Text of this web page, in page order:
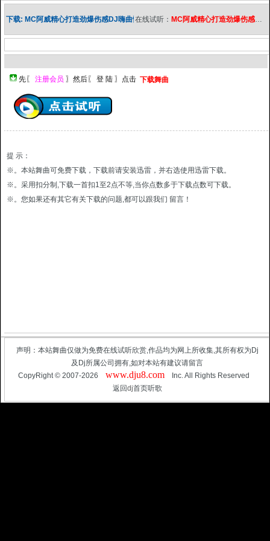
下载: MC阿威精心打造劲爆伤感DJ嗨曲慢摇↓在线试听： MC阿威精心打造劲爆伤感DJ嗨曲慢摇
提 示：
※。本站舞曲可免费下载，下载前请安装迅雷，并右选使用迅雷下载。
※。采用扣分制,下载一首扣1至2点不等,当你点数多于下载点数可下载。
※。您如果还有其它有关下载的问题,都可以跟我们 留言！
声明：本站舞曲仅做为免费在线试听欣赏,作品均为网上所收集,其所有权为Dj
及Dj所属公司拥有,如对本站有建议请留言
CopyRight © 2007-2026 www.dju8.comInc. All Rights Reserved
返回dj首页听歌
下载舞曲